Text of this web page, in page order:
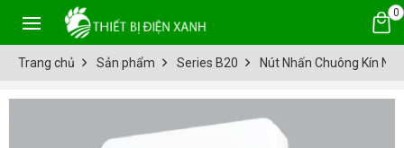
0
Trang chủ Sản phẩm Series B20 Nút Nhấn Chuông Kín